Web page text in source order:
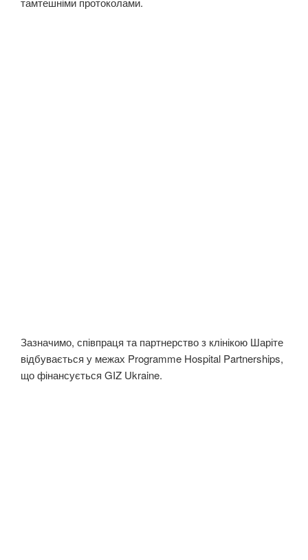
Зазначимо, співпраця та партнерство з клінікою Шаріте
відбувається у межах Programme Hospital Partnerships,
що фінансується GIZ Ukraine.